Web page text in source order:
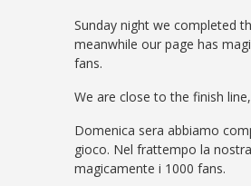
Sunday night we completed
meanwhile our page has
fans.
We are close to the finish
Domenica sera abbiamo
gioco. Nel frattempo la
magicamente i 1000 fans.